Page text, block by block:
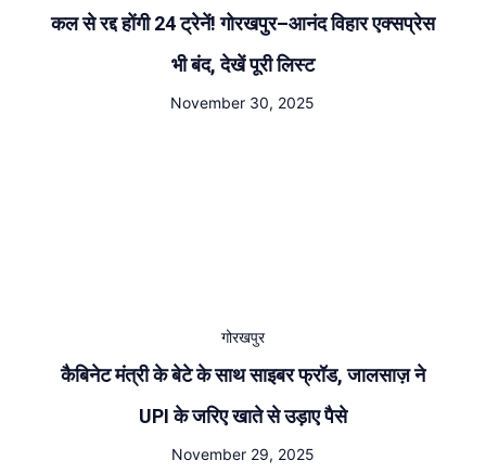
कल से रद्द होंगी 24 ट्रेनें! गोरखपुर–आनंद विहार एक्सप्रेस
भी बंद, देखें पूरी लिस्ट
November 30, 2025
गोरखपुर
कैबिनेट मंत्री के बेटे के साथ साइबर फ्रॉड, जालसाज़ ने
UPI के जरिए खाते से उड़ाए पैसे
November 29, 2025